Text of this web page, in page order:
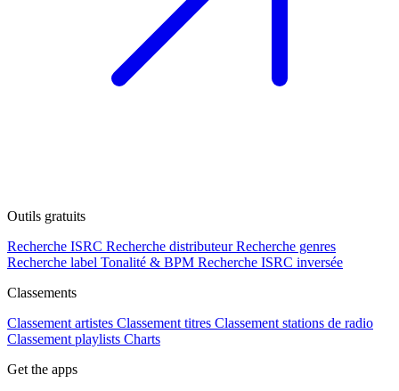
Outils gratuits
Recherche ISRC Recherche distributeur Recherche genres
Recherche label Tonalité & BPM Recherche ISRC inversée
Classements
Classement artistes Classement titres Classement stations de radio
Classement playlists Charts
Get the apps